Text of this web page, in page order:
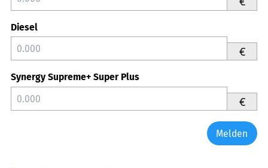
Diesel
€
Synergy Supreme+ Super Plus
€
Melden